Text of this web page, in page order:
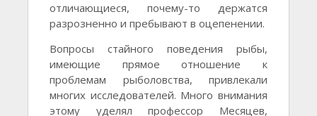
отличающиеся, почему-то держатся
разрозненно и пребывают в оцепенении.
Вопросы стайного поведения рыбы,
имеющие прямое отношение к
проблемам рыболовства, привлекали
многих исследователей. Много внимания
этому уделял профессор Месяцев,